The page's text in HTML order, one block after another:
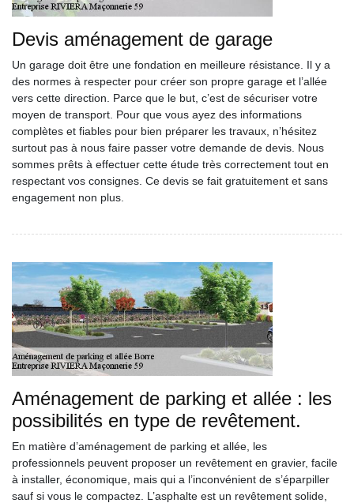
Devis aménagement de garage
Un garage doit être une fondation en meilleure résistance. Il y a
des normes à respecter pour créer son propre garage et l’allée
vers cette direction. Parce que le but, c’est de sécuriser votre
moyen de transport. Pour que vous ayez des informations
complètes et fiables pour bien préparer les travaux, n’hésitez
surtout pas à nous faire passer votre demande de devis. Nous
sommes prêts à effectuer cette étude très correctement tout en
respectant vos consignes. Ce devis se fait gratuitement et sans
engagement non plus.
Aménagement de parking et allée : les
possibilités en type de revêtement.
En matière d’aménagement de parking et allée, les
professionnels peuvent proposer un revêtement en gravier, facile
à installer, économique, mais qui a l’inconvénient de s’éparpiller
sauf si vous le compactez. L’asphalte est un revêtement solide,